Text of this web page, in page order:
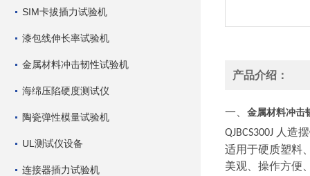
SIM卡拔插力试验机
漆包线伸长率试验机
金属材料冲击韧性试验机
海绵压陷硬度测试仪
陶瓷弹性模量试验机
UL测试仪设备
连接器插力试验机
产品介绍：
一、 金属材料冲击
QJBCS300J 人造
适用于硬质塑料
美观、操作方便